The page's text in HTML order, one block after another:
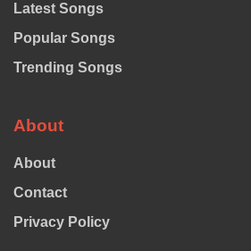
Latest Songs
Popular Songs
Trending Songs
About
About
Contact
Privacy Policy